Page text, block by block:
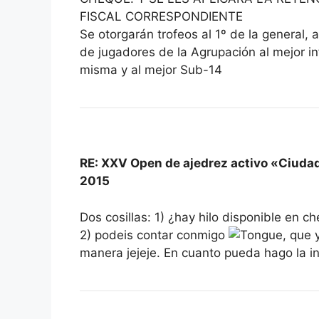
FISCAL CORRESPONDIENTE
Se otorgarán trofeos al 1º de la general,
de jugadores de la Agrupación al mejor
misma y al mejor Sub-14
RE: XXV Open de ajedrez activo
2015
Dos cosillas: 1) ¿hay hilo disponible en
2) podeis contar conmigo
, que
manera jejeje. En cuanto pueda hago la